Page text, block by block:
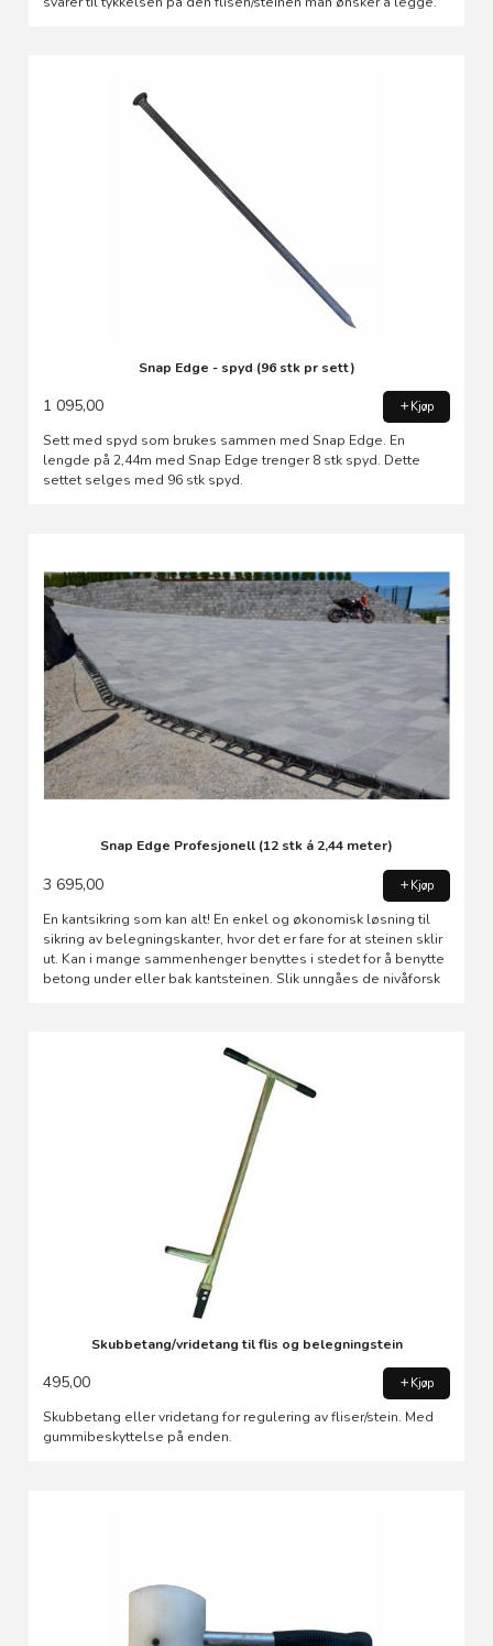
Snap Edge - spyd (96 stk pr sett)
1 095,00 Kjøp
Sett med spyd som brukes sammen med Snap Edge. En
lengde på 2,44m med Snap Edge trenger 8 stk spyd. Dette
settet selges med 96 stk spyd.
Snap Edge Profesjonell (12 stk á 2,44 meter)
3 695,00 Kjøp
En kantsikring som kan alt! En enkel og økonomisk løsning til
sikring av belegningskanter, hvor det er fare for at steinen sklir
ut. Kan i mange sammenhenger benyttes i stedet for å benytte
betong under eller bak kantsteinen. Slik unngåes de nivåforsk
Skubbetang/vridetang til flis og belegningstein
495,00 Kjøp
Skubbetang eller vridetang for regulering av fliser/stein. Med
gummibeskyttelse på enden.